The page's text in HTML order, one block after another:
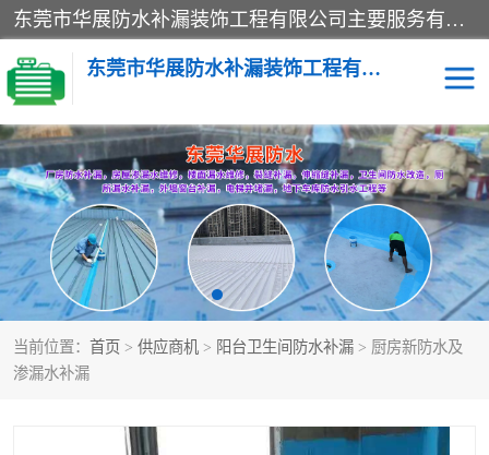
东莞市华展防水补漏装饰工程有限公司主要服务有：东莞防水补漏，东莞厂房防水补漏，东莞房屋渗漏水维修，楼面漏水维修，裂缝补漏，伸缩缝补漏，卫生间防水改造，厕所漏水补漏，外墙窗台补漏，电梯井堵漏，地下车库防水引水工程等
东莞市华展防水补漏装饰工程有限公司
当前位置： 首页 > 供应商机 > 阳台卫生间防水补漏 > 厨房新防水及
渗漏水补漏
楼面防水补漏 外墙防水补漏
阳台卫生间防水补漏 地下室防水补漏
金属房搭建及补漏